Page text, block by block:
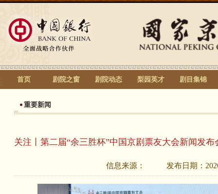
首页 剧院之窗 剧院动态 梨园英才 剧目集锦
重要新闻
关注丨第二届“余三胜杯”中国京剧票友大会新闻发布
信息来源： 发布日期：